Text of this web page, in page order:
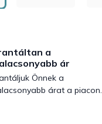
a
ár
Önnek a
árat a piacon.